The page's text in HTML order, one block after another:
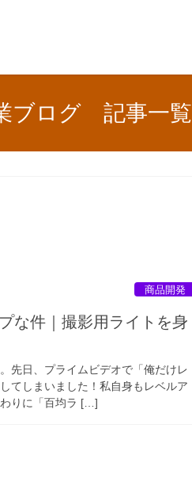
ブログ 記事一覧
商品開発
な件｜撮影用ライトを身
先日、プライムビデオで「俺だけレ
てしまいました！私自身もレベルア
りに「百均ラ […]